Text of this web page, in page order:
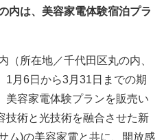
内は、美容家電体験宿泊プラ
（所在地／千代田区丸の内、
1月6日から3月31日までの期
美容家電体験プランを販売い
技術と光技術を融合させた新
ム)の美容家電と共に、開放感